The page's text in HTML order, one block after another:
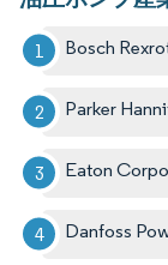
Bosch
Parker
Eaton
Danfoss